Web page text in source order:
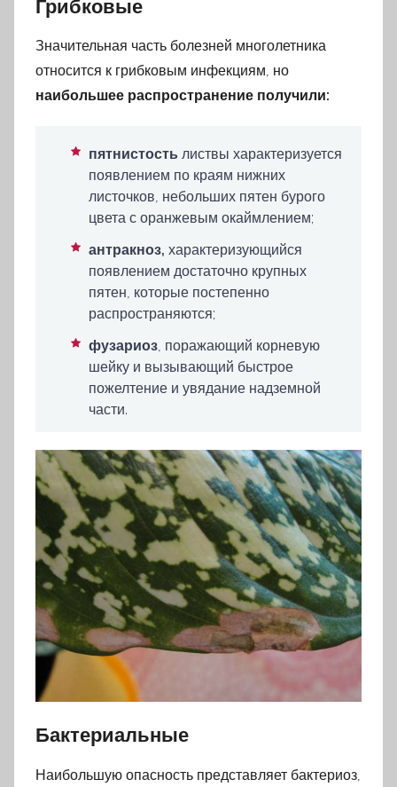
Грибковые
Значительная часть болезней многолетника
относится к грибковым инфекциям, но
наибольшее распространение получили:
пятнистость листвы характеризуется
появлением по краям нижних
листочков, небольших пятен бурого
цвета с оранжевым окаймлением;
антракноз, характеризующийся
появлением достаточно крупных
пятен, которые постепенно
распространяются;
фузариоз, поражающий корневую
шейку и вызывающий быстрое
пожелтение и увядание надземной
части.
Бактериальные
Наибольшую опасность представляет бактериоз,